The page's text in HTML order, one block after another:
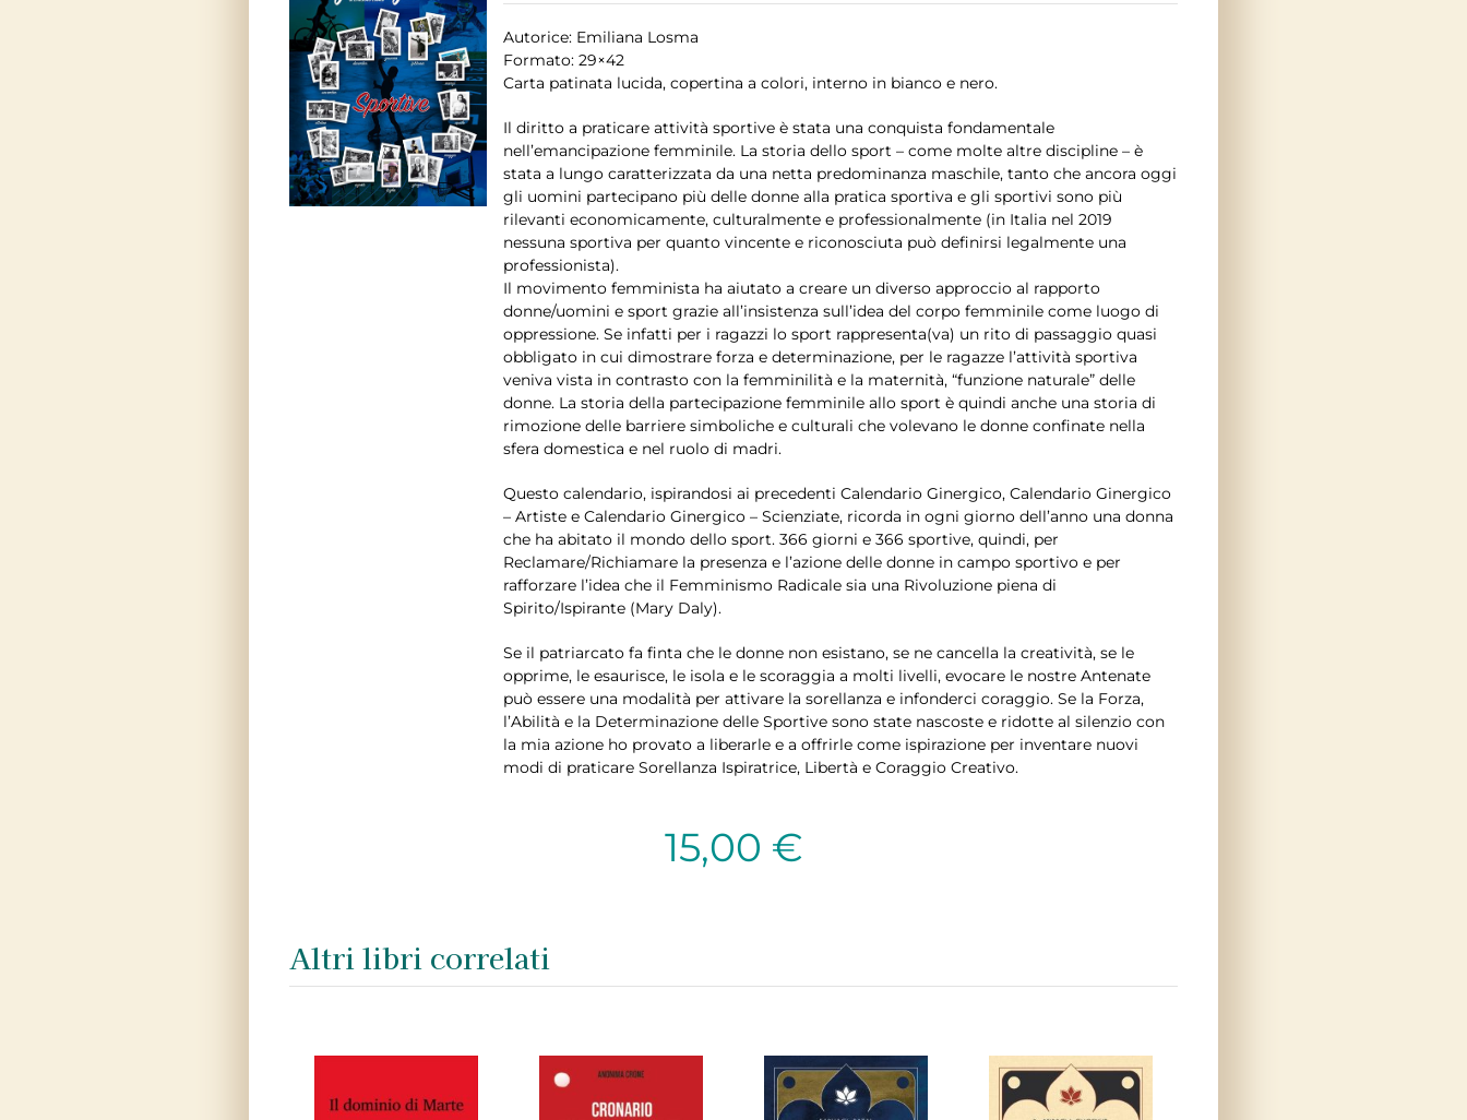
Autorice: Emiliana Losma
Formato: 29×42
Carta patinata lucida, copertina a colori, interno in bianco e nero.
Il diritto a praticare attività sportive è stata una conquista fondamentale
nell’emancipazione femminile. La storia dello sport – come molte altre discipline – è
stata a lungo caratterizzata da una netta predominanza maschile, tanto che ancora oggi
gli uomini partecipano più delle donne alla pratica sportiva e gli sportivi sono più
rilevanti economicamente, culturalmente e professionalmente (in Italia nel 2019
nessuna sportiva per quanto vincente e riconosciuta può definirsi legalmente una
professionista).
Il movimento femminista ha aiutato a creare un diverso approccio al rapporto
donne/uomini e sport grazie all’insistenza sull’idea del corpo femminile come luogo di
oppressione. Se infatti per i ragazzi lo sport rappresenta(va) un rito di passaggio quasi
obbligato in cui dimostrare forza e determinazione, per le ragazze l’attività sportiva
veniva vista in contrasto con la femminilità e la maternità, “funzione naturale” delle
donne. La storia della partecipazione femminile allo sport è quindi anche una storia di
rimozione delle barriere simboliche e culturali che volevano le donne confinate nella
sfera domestica e nel ruolo di madri.
Questo calendario, ispirandosi ai precedenti Calendario Ginergico, Calendario Ginergico
– Artiste e Calendario Ginergico – Scienziate, ricorda in ogni giorno dell’anno una donna
che ha abitato il mondo dello sport. 366 giorni e 366 sportive, quindi, per
Reclamare/Richiamare la presenza e l’azione delle donne in campo sportivo e per
rafforzare l’idea che il Femminismo Radicale sia una Rivoluzione piena di
Spirito/Ispirante (Mary Daly).
Se il patriarcato fa finta che le donne non esistano, se ne cancella la creatività, se le
opprime, le esaurisce, le isola e le scoraggia a molti livelli, evocare le nostre Antenate
può essere una modalità per attivare la sorellanza e infonderci coraggio. Se la Forza,
l’Abilità e la Determinazione delle Sportive sono state nascoste e ridotte al silenzio con
la mia azione ho provato a liberarle e a offrirle come ispirazione per inventare nuovi
modi di praticare Sorellanza Ispiratrice, Libertà e Coraggio Creativo.
15,00 €
Altri libri correlati